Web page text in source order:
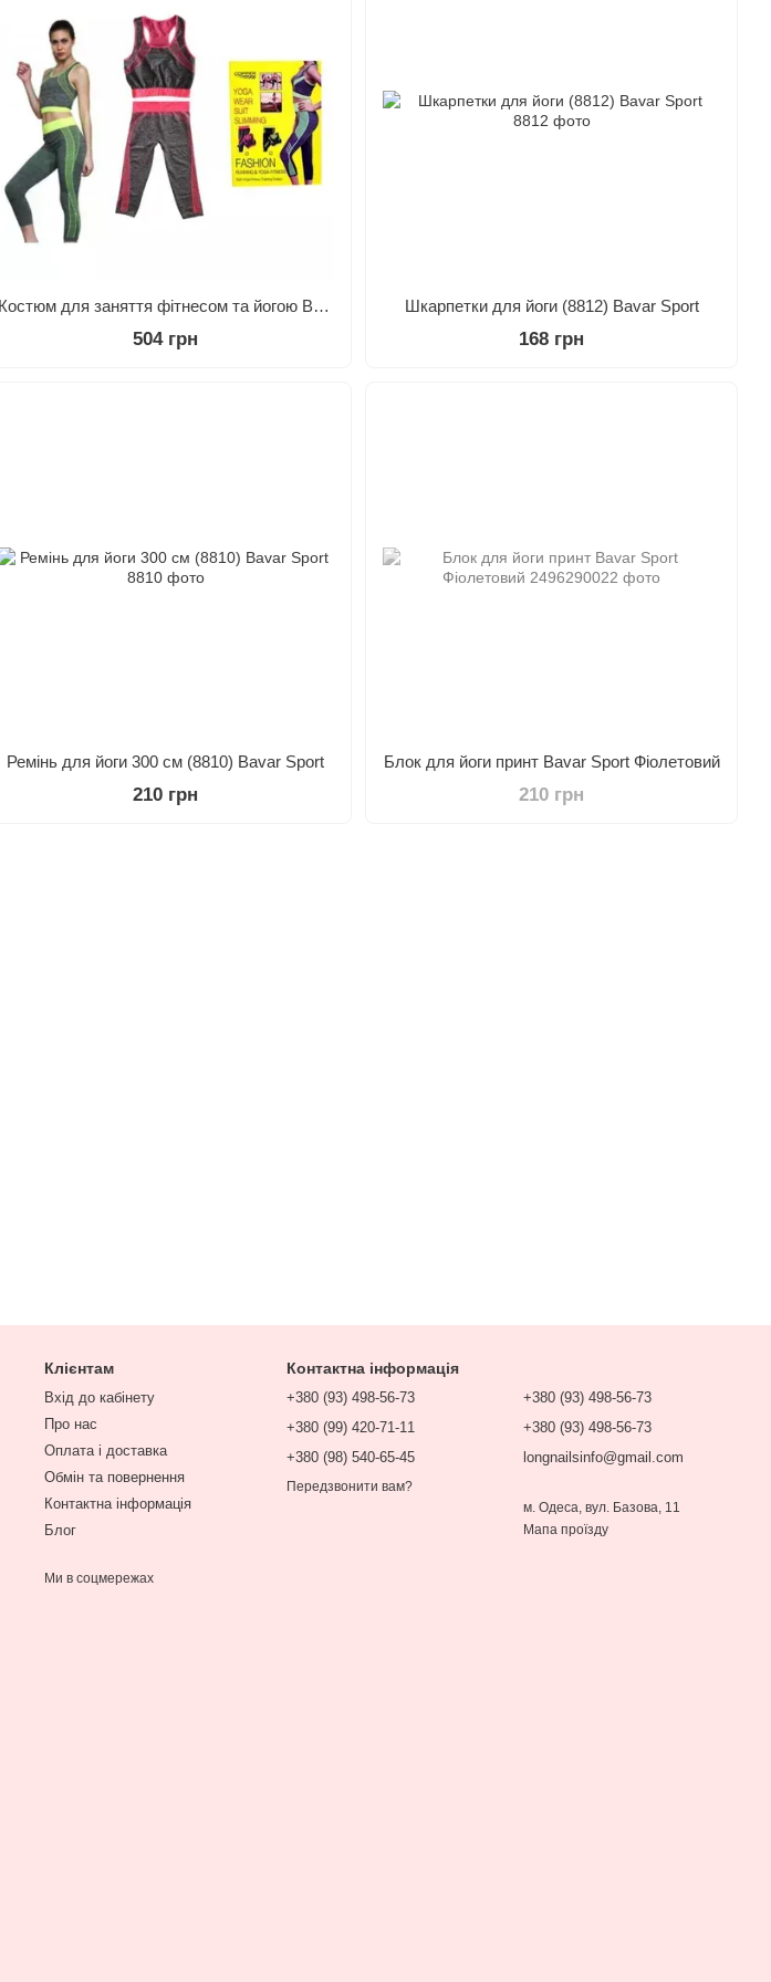
Костюм для заняття фітнесом та йогою Bavar Sport
504 грн
Шкарпетки для йоги (8812) Bavar Sport
168 грн
Ремінь для йоги 300 см (8810) Bavar Sport
210 грн
Блок для йоги принт Bavar Sport Фіолетовий
210 грн
Клієнтам
Вхід до кабінету
Про нас
Оплата і доставка
Обмін та повернення
Контактна інформація
Блог
Ми в соцмережах
Контактна інформація
+380 (93) 498-56-73
+380 (99) 420-71-11
+380 (98) 540-65-45
Передзвонити вам?
+380 (93) 498-56-73
+380 (93) 498-56-73
longnailsinfo@gmail.com
м. Одеса, вул. Базова, 11
Мапа проїзду